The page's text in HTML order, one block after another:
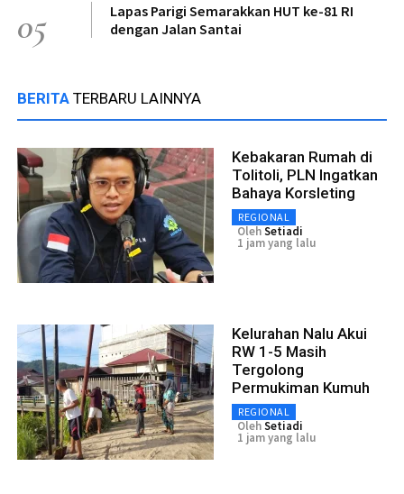
05
Lapas Parigi Semarakkan HUT ke-81 RI
dengan Jalan Santai
BERITA TERBARU LAINNYA
Kebakaran Rumah di
Tolitoli, PLN Ingatkan
Bahaya Korsleting
REGIONAL
OlehSetiadi
1 jam yang lalu
Kelurahan Nalu Akui
RW 1-5 Masih
Tergolong
Permukiman Kumuh
REGIONAL
OlehSetiadi
1 jam yang lalu